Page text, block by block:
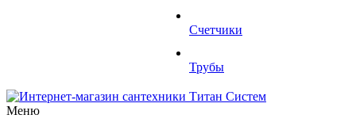
Счетчики
Трубы
Меню